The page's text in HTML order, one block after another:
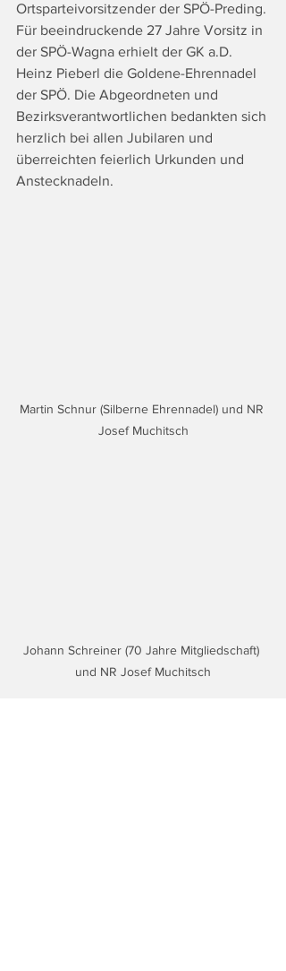
Ortsparteivorsitzender der SPÖ-Preding.
Für beeindruckende 27 Jahre Vorsitz in
der SPÖ-Wagna erhielt der GK a.D.
Heinz Pieberl die Goldene-Ehrennadel
der SPÖ. Die Abgeordneten und
Bezirksverantwortlichen bedankten sich
herzlich bei allen Jubilaren und
überreichten feierlich Urkunden und
Anstecknadeln.
Martin Schnur (Silberne Ehrennadel) und NR
Josef Muchitsch
Johann Schreiner (70 Jahre Mitgliedschaft)
und NR Josef Muchitsch